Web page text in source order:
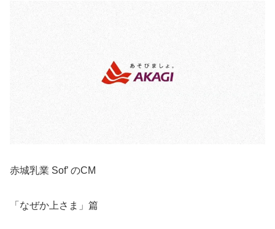
赤城乳業 Sof’ のCM
「なぜか上さま」篇